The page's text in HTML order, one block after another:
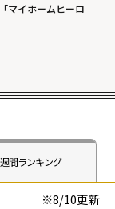
マイホームヒーロ
週間ランキング
※8/10更新